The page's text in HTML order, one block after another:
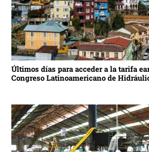
Últimos días para acceder a la tarifa
Congreso Latinoamericano de